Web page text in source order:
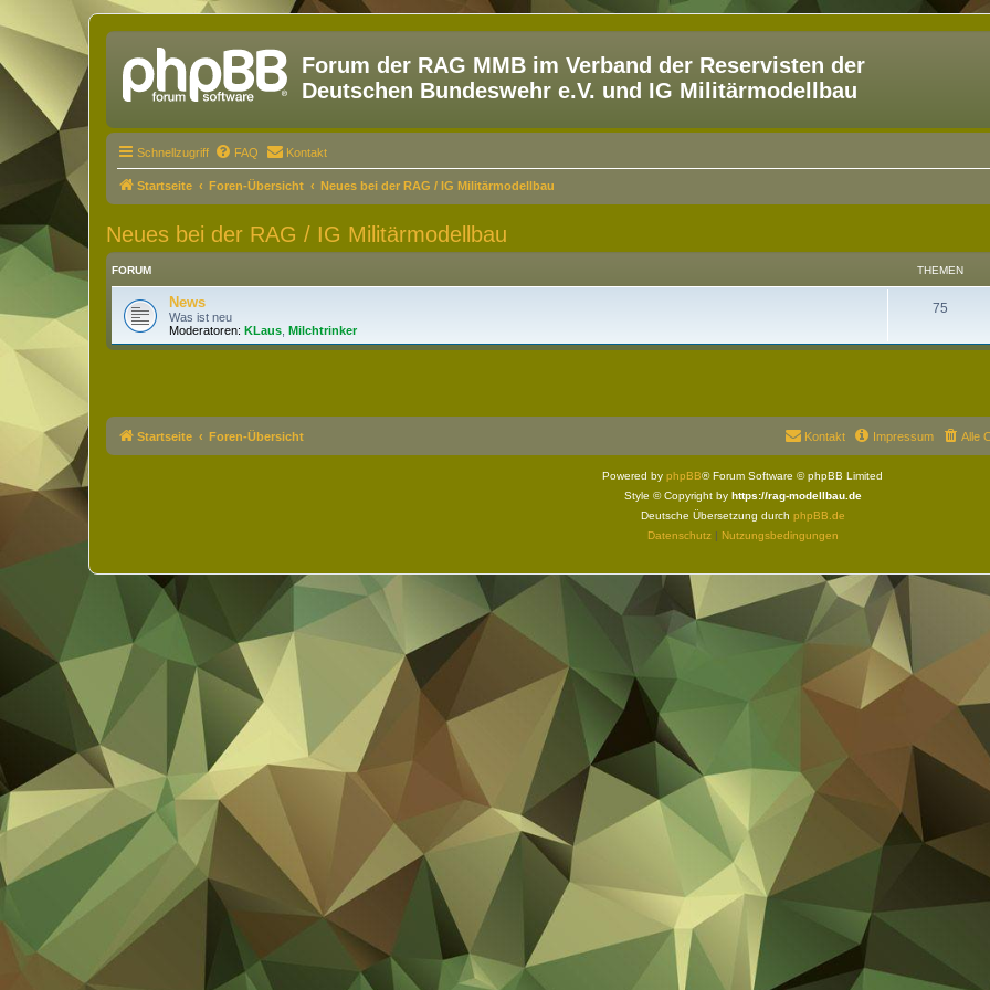
Forum der RAG MMB im Verband der Reservisten der
Deutschen Bundeswehr e.V. und IG Militärmodellbau
Schnellzugriff FAQ Kontakt
Startseite Foren-Übersicht Neues bei der RAG / IG Militärmodellbau
Neues bei der RAG / IG Militärmodellbau
FORUM THEMEN
News
Was ist neu
Moderatoren: KLaus Milchtrinker
75
Startseite Foren-Übersicht Alle
Impressum
Kontakt
Powered by phpBB® Forum Software © phpBB Limited
Style © Copyright by https://rag-modellbau.de
Deutsche Übersetzung durch phpBB.de
Datenschutz| Nutzungsbedingungen